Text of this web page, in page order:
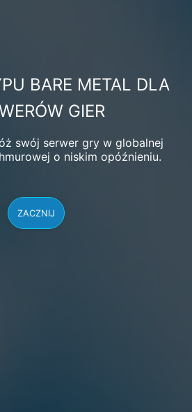
BARE METAL DLA
GIER
swój serwer gry w globalnej
o niskim opóźnieniu.
ZACZNIJ